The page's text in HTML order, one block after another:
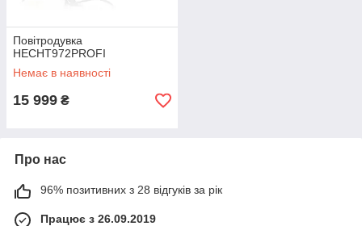
Повітродувка
HECHT972PROFI
Немає в наявності
15 999 ₴
Про нас
96% позитивних з 28 відгуків за рік
Працює з 26.09.2019